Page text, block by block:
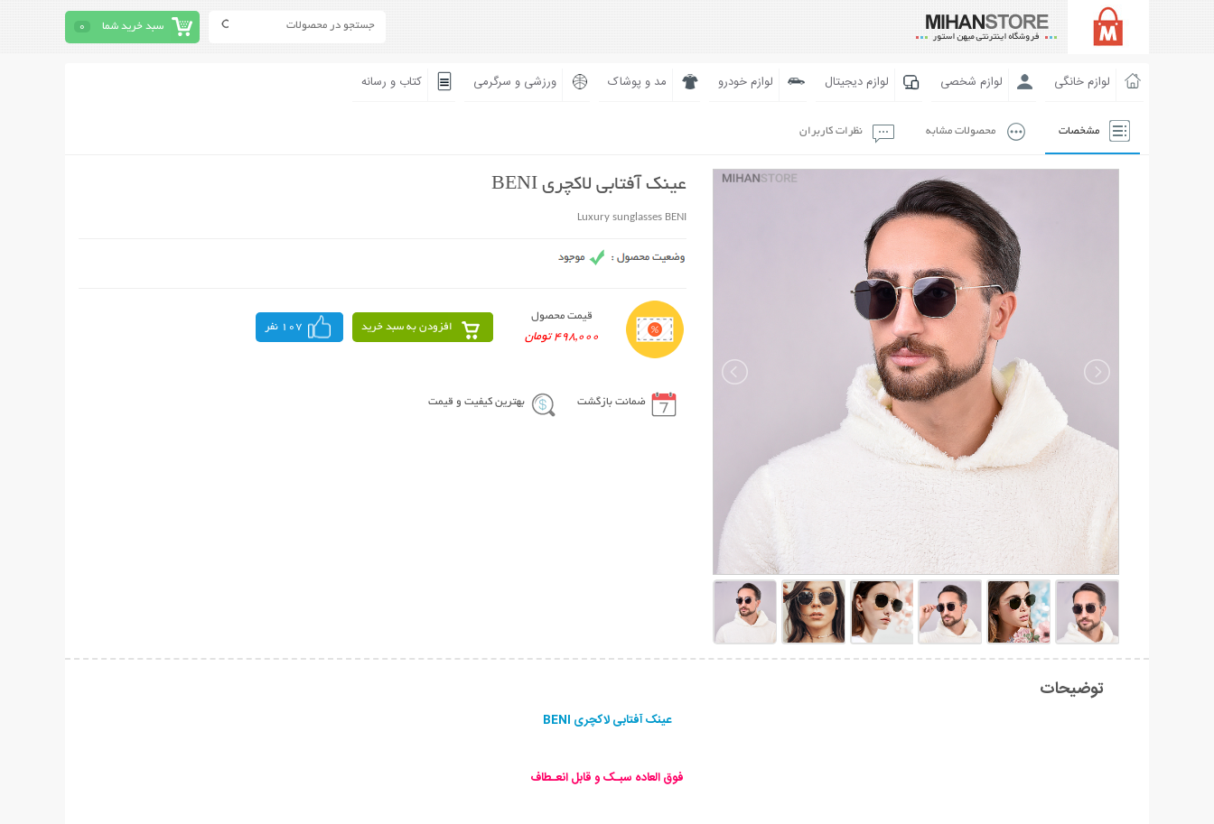
سبد خرید شما 0
لوازم خانگی لوازم شخصی لوازم دیجیتال لوازم خودرو مد و پوشاک ورزشی و سرگرمی کتاب و رسانه
مشخصات محصولات مشابه نظرات کاربران
عینک آفتابی لاکچری BENI
Luxury sunglasses BENI
قیمت محصول
498,000 تومان
افزودن به سبد خرید 107 نفر
ضمانت بازگشت بهترین کیفیت و قیمت
توضیحات
عینک آفتابی لاکچری BENI
فوق العاده سبـک و قابل انعـطاف